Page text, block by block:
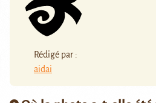
Rédigé par :
aidai